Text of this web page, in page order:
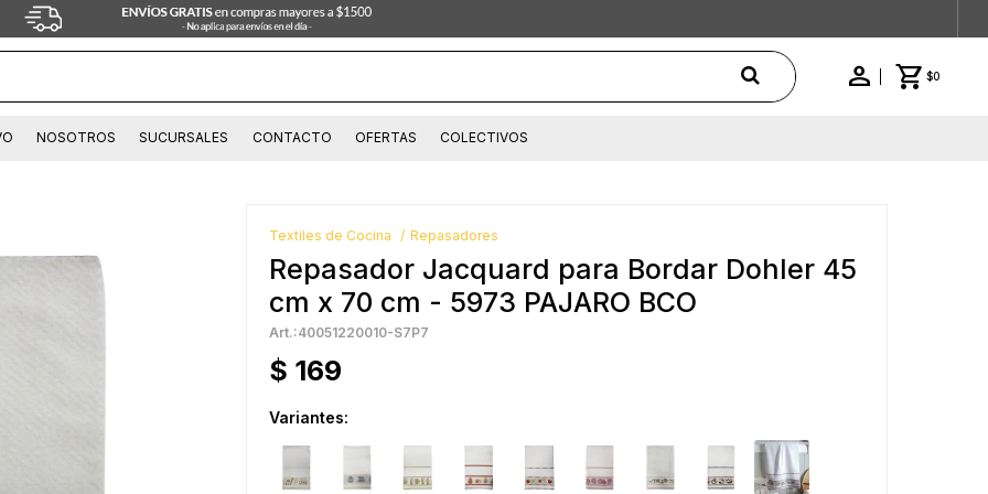
$0
NOSOTROS SUCURSALES CONTACTO OFERTAS COLECTIVOS
Textiles de Cocina Repasadores
Repasador Jacquard para Bordar Dohler 45
cm x 70 cm - 5973 PAJARO BCO
40051220010-S7P7
$ 169
Variantes: